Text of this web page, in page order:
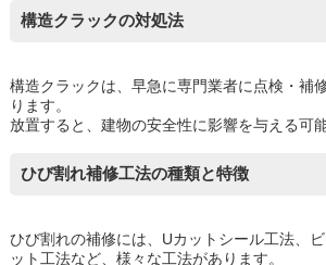
構造クラックの対処法
構造クラックは、早急に専門業者に点検・補
ります。
放置すると、建物の安全性に影響を与える可
ひび割れ補修工法の種類と特徴
ひび割れの補修には、Uカットシール工法、
ット工法など、様々な工法があります。